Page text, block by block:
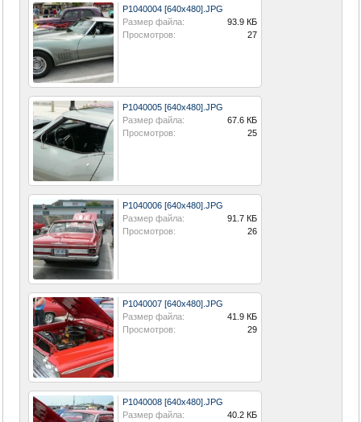
P1040004 [640x480].JPG
Размер файла:
93.9 КБ
Просмотров:
27
P1040005 [640x480].JPG
Размер файла:
67.6 КБ
Просмотров:
25
P1040006 [640x480].JPG
Размер файла:
91.7 КБ
Просмотров:
26
P1040007 [640x480].JPG
Размер файла:
41.9 КБ
Просмотров:
29
P1040008 [640x480].JPG
Размер файла:
40.2 КБ